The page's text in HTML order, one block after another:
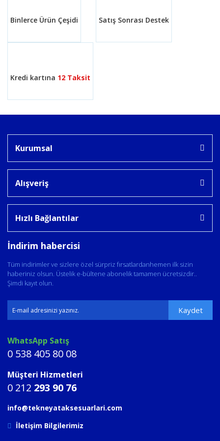
Binlerce Ürün Çeşidi Satış Sonrası Destek
Kredi kartına 12 Taksit
Kurumsal
Alışveriş
Hızlı Bağlantılar
İndirim habercisi
Tüm indirimler ve sizlere özel sürpriz fırsatlardanhemen ilk sizin
haberiniz olsun. Üstelik e-bültene abonelik tamamen ücretsizdir..
Şimdi kayıt olun.
Kaydet
WhatsApp Satış
0 538 405 80 08
Müşteri Hizmetleri
0 212 293 90 76
info@tekneyataksesuarlari.com
İletişim Bilgilerimiz